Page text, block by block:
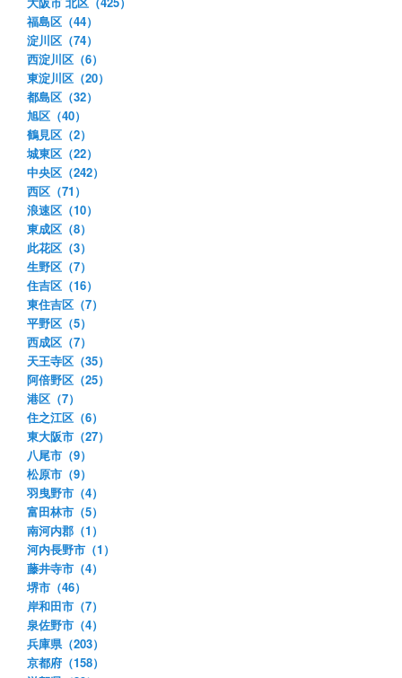
福島区（44）
淀川区（74）
西淀川区（6）
東淀川区（20）
都島区（32）
旭区（40）
鶴見区（2）
城東区（22）
中央区（242）
西区（71）
浪速区（10）
東成区（8）
此花区（3）
生野区（7）
住吉区（16）
東住吉区（7）
平野区（5）
西成区（7）
天王寺区（35）
阿倍野区（25）
港区（7）
住之江区（6）
東大阪市（27）
八尾市（9）
松原市（9）
羽曳野市（4）
富田林市（5）
南河内郡（1）
河内長野市（1）
藤井寺市（4）
堺市（46）
岸和田市（7）
泉佐野市（4）
兵庫県（203）
京都府（158）